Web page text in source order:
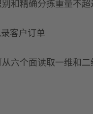
和精确分拣重量不超
客户订单
六个面读取一维和